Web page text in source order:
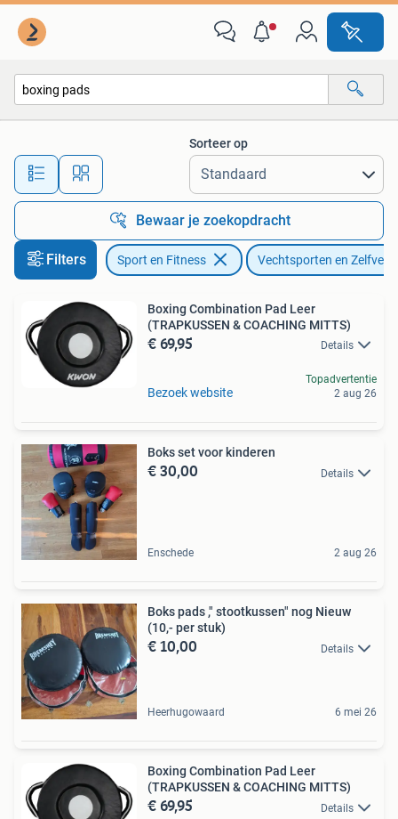
Alle afstanden…
Sorteer op
Bewaar je zoekopdracht
Filters Sport en Fitness Vechtsporten en
Boxing Combination Pad Leer
(TRAPKUSSEN & COACHING MITTS)
€ 69,95 Details
Bezoek website
Topadvertentie
2 aug 26
Boks set voor kinderen
€ 30,00 Details
Enschede 2 aug 26
Boks pads ," stootkussen" nog Nieuw
(10,- per stuk)
€ 10,00 Details
Heerhugowaard 6 mei 26
Boxing Combination Pad Leer
(TRAPKUSSEN & COACHING MITTS)
€ 69,95 Details